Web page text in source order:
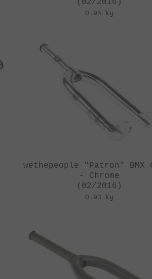
(02/2016)
0.95 kg
wethepeople "Patron" BMX
- Chrome
(02/2016)
0.93 kg